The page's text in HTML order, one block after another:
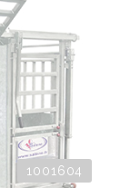
1001604